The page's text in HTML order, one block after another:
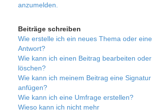
anzumelden.
Beiträge schreiben
Wie erstelle ich ein neues Thema oder eine
Antwort?
Wie kann ich einen Beitrag bearbeiten oder
löschen?
Wie kann ich meinem Beitrag eine Signatur
anfügen?
Wie kann ich eine Umfrage erstellen?
Wieso kann ich nicht mehr